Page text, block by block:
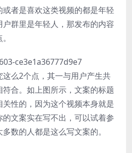
者是喜欢这类视频的都是年轻
群里是年轻人，那发布的内容
么2个点，其一与用户产生共
合。如上图所示，文案的标题
性的，因为这个视频本身就是
文案实在写不出，可以试着参
数的人都是这么写文案的。